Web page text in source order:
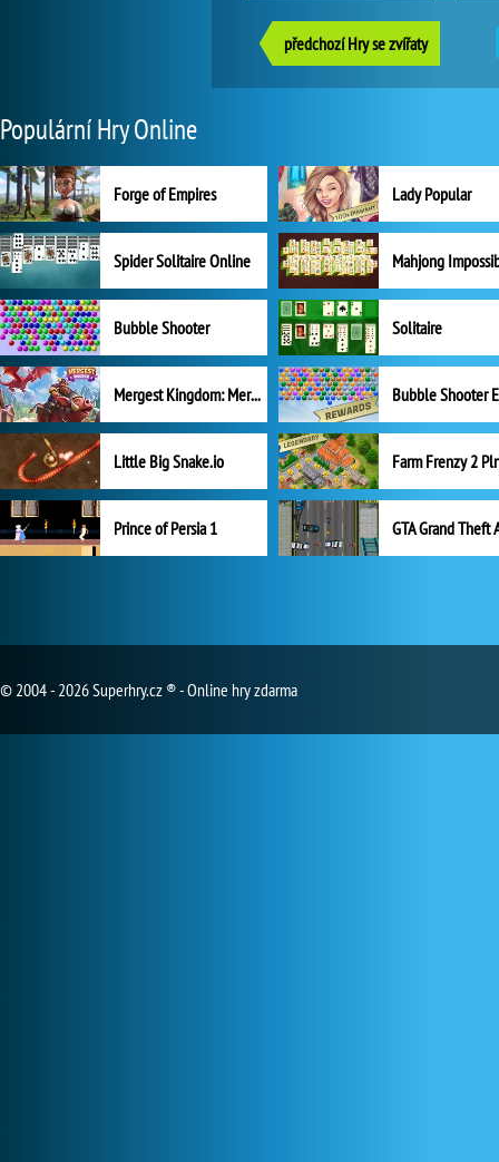
předchozí Hry se zvířaty
Populární Hry Online
Forge of Empires Lady Popular
Spider Solitaire Online Mahjong
Bubble Shooter Solitaire
Mergest Kingdom: Merge Puzzle
Little Big Snake.io
Prince of Persia 1 GTA Grand Theft
© 2004 - 2026 Superhry.cz ® - Online hry zdarma